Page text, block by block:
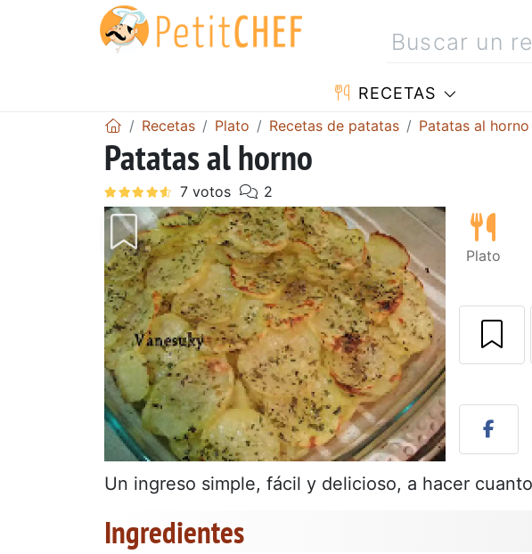
RECETAS
Recetas Plato Recetas de patatas Patatas al horno
Patatas al horno
Plato
Un ingreso simple, fácil y delicioso, a hacer
Ingredientes